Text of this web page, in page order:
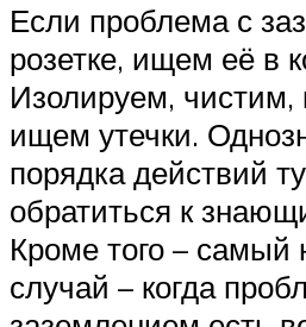
Если проблема с
розетке, ищем её в
Изолируем, чистим,
ищем утечки.
порядка действий
обратиться к
Кроме того – самый
случай – когда